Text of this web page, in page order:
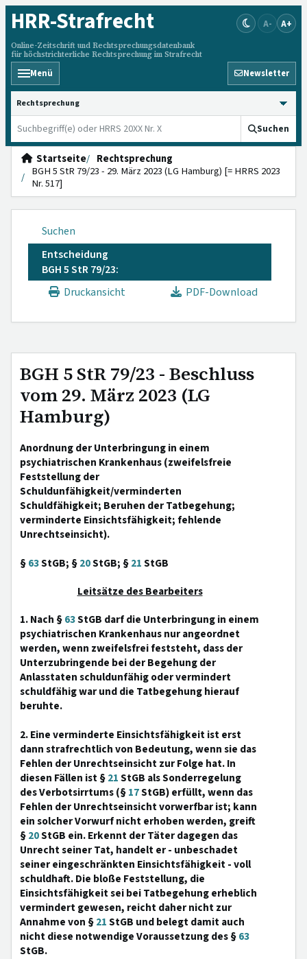
HRR-Strafrecht
Online-Zeitschrift und Rechtsprechungsdatenbank
für höchstrichterliche Rechtsprechung im Strafrecht
A- A+
Menü Newsletter
HRRS durchsuchen
Suchen
Startseite
Rechtsprechung
BGH 5 StR 79/23 - 29. März 2023 (LG Hamburg) [= HRRS 2023
Nr. 517]
Suchen
Entscheidung
BGH 5 StR 79/23:
Druckansicht
PDF-Download
BGH 5 StR 79/23 - Beschluss
vom 29. März 2023 (LG
Hamburg)
Anordnung der Unterbringung in einem
psychiatrischen Krankenhaus (zweifelsfreie
Feststellung der
Schuldunfähigkeit/verminderten
Schuldfähigkeit; Beruhen der Tatbegehung;
verminderte Einsichtsfähigkeit; fehlende
Unrechtseinsicht).
§63StGB; §20StGB; §21StGB
Leitsätze des Bearbeiters
1. Nach §63StGB darf die Unterbringung in einem
psychiatrischen Krankenhaus nur angeordnet
werden, wenn zweifelsfrei feststeht, dass der
Unterzubringende bei der Begehung der
Anlasstaten schuldunfähig oder vermindert
schuldfähig war und die Tatbegehung hierauf
beruhte.
2. Eine verminderte Einsichtsfähigkeit ist erst
dann strafrechtlich von Bedeutung, wenn sie das
Fehlen der Unrechtseinsicht zur Folge hat. In
diesen Fällen ist §21StGB als Sonderregelung
des Verbotsirrtums (§17StGB) erfüllt, wenn das
Fehlen der Unrechtseinsicht vorwerfbar ist; kann
ein solcher Vorwurf nicht erhoben werden, greift
§20StGB ein. Erkennt der Täter dagegen das
Unrecht seiner Tat, handelt er - unbeschadet
seiner eingeschränkten Einsichtsfähigkeit - voll
schuldhaft. Die bloße Feststellung, die
Einsichtsfähigkeit sei bei Tatbegehung erheblich
vermindert gewesen, reicht daher nicht zur
Annahme von §21StGB und belegt damit auch
nicht diese notwendige Voraussetzung des §63
StGB.